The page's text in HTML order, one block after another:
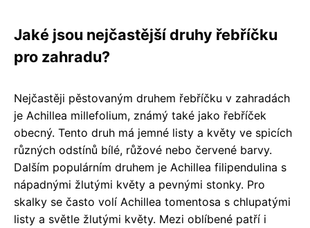
Jaké jsou nejčastější druhy řebříčku
pro zahradu?
Nejčastěji pěstovaným druhem řebříčku v zahradách
je Achillea millefolium, známý také jako řebříček
obecný. Tento druh má jemné listy a květy ve spicích
různých odstínů bílé, růžové nebo červené barvy.
Dalším populárním druhem je Achillea filipendulina s
nápadnými žlutými květy a pevnými stonky. Pro
skalky se často volí Achillea tomentosa s chlupatými
listy a světle žlutými květy. Mezi oblíbené patří i